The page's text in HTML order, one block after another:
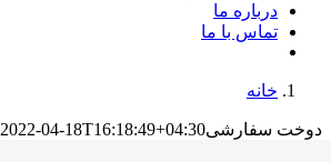
درباره ما
تماس با ما
خانه
دوخت سفارشی2022-04-18T16:18:49+04:30